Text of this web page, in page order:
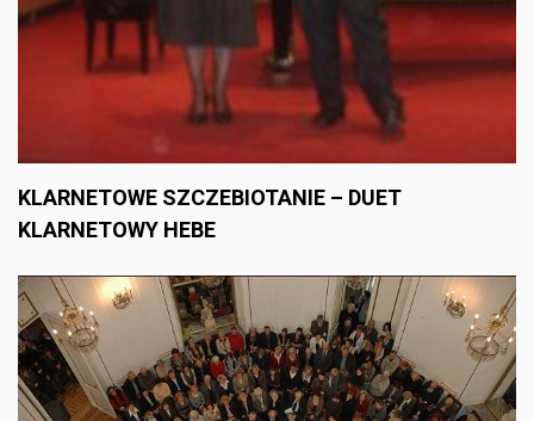
KLARNETOWE SZCZEBIOTANIE – DUET
KLARNETOWY HEBE